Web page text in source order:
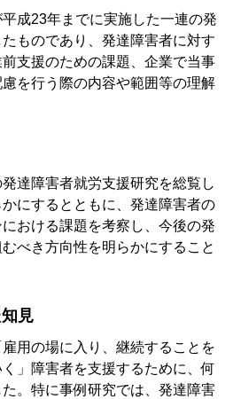
成23年までに実施した一連の発
ものであり、発達障害者に対す
支援のための課題、企業で当事
を行う際の内容や範囲等の理解
達障害者就労支援研究を総覧し
にするとともに、発達障害者の
おける課題を考察し、今後の発
べき方向性を明らかにすること
見
用の場に入り、継続することを
」障害者を支援するために、何
。特に事例研究では、発達障害